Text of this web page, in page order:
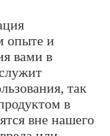
опыте и
вами в
так
в
вне нашего